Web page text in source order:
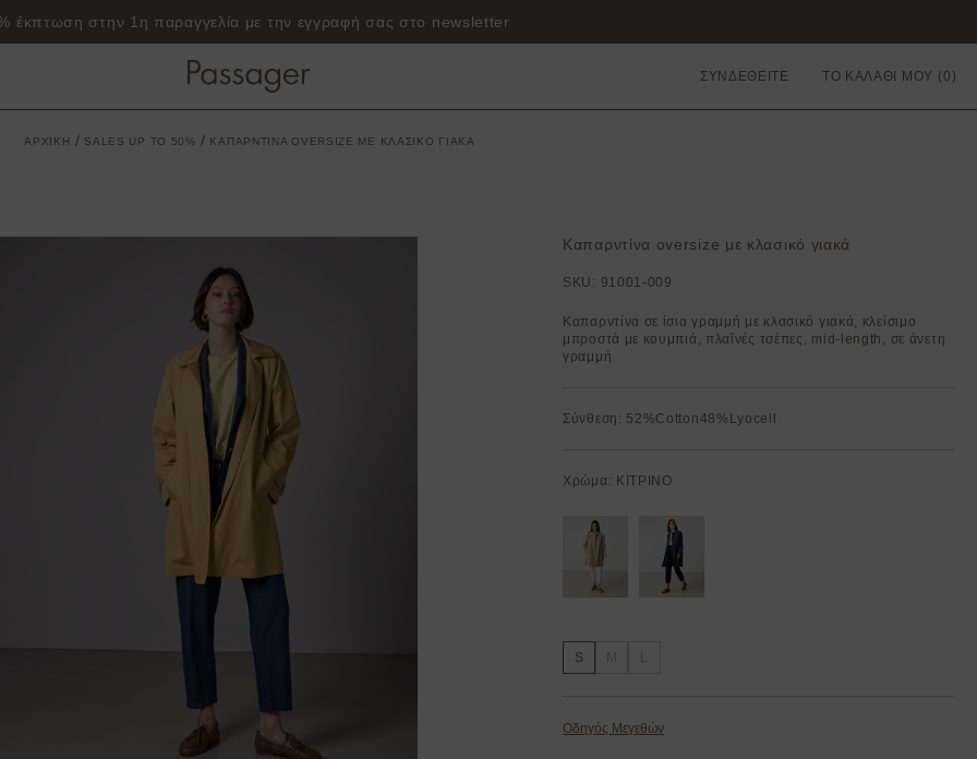
έκπτωση στην 1η παραγγελία με την εγγραφή σας στο newsletter
ΣΥΝΔΕΘΕΙΤΕ ΤΟ ΚΑΛΑΘΙ ΜΟΥ
ΑΡΧΙΚΗ / SALES UP TO 50% / ΚΑΠΑΡΝΤΙΝΑ OVERSIZE ΜΕ ΚΛΑΣΙΚΟ ΓΙΑΚΑ
Καπαρντίνα oversize με κλασικό γιακά
SKU: 91001-009
Καπαρντίνα σε ίσια γραμμή με κλασικό γιακά, κλείσιμο
μπροστά με κουμπιά, πλαΐνές τσέπες, mid-length, σε άνετη
γραμμή
Σύνθεση: 52%Cotton48%Lyocell
Χρώμα: ΚΙΤΡΙΝΟ
S
Οδηγός Μεγεθών